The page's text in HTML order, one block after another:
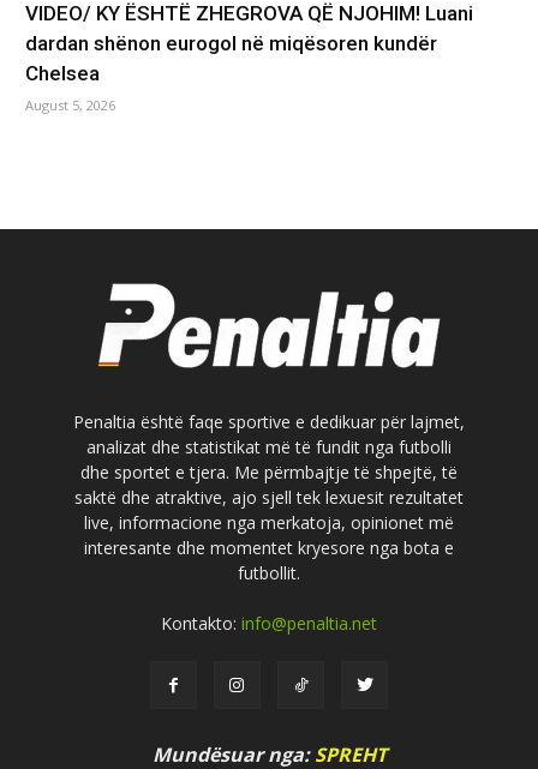
VIDEO/ KY ËSHTË ZHEGROVA QË NJOHIM! Luani
dardan shënon eurogol në miqësoren kundër
Chelsea
August 5, 2026
Penaltia është faqe sportive e dedikuar për lajmet,
analizat dhe statistikat më të fundit nga futbolli
dhe sportet e tjera. Me përmbajtje të shpejtë, të
saktë dhe atraktive, ajo sjell tek lexuesit rezultatet
live, informacione nga merkatoja, opinionet më
interesante dhe momentet kryesore nga bota e
futbollit.
Kontakto: info@penaltia.net
Mundësuar nga:SPREHT